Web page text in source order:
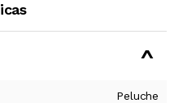
Peluche